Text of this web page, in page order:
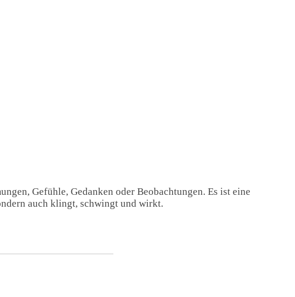
Gefühle, Gedanken oder Beobachtungen. Es ist eine
auch klingt, schwingt und wirkt.